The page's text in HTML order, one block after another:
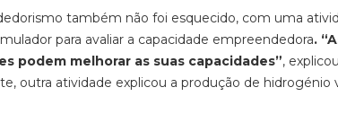
também não foi esquecido, com uma
para avaliar a capacidade empreendedora.
podem melhorar as suas capacidades”,
outra atividade explicou a produção de hidrogénio